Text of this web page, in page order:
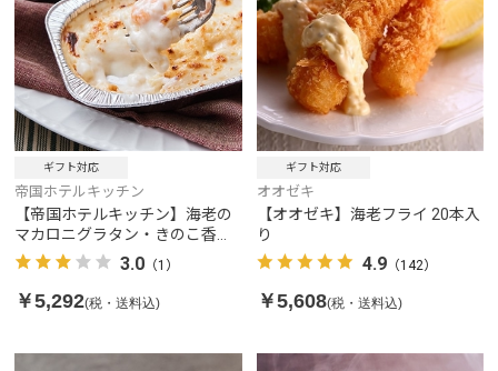
ギフト対応
帝国ホテルキッチン
【帝国ホテルキッチン】海老の
マカロニグラタン・きのこ香る
チキンドリア（各3食）
3.0 （1）
￥5,292(税・送料込)
ギフト対応
オオゼキ
【オオゼキ】海老フライ 20本入
り
4.9（142）
￥5,608(税・送料込)